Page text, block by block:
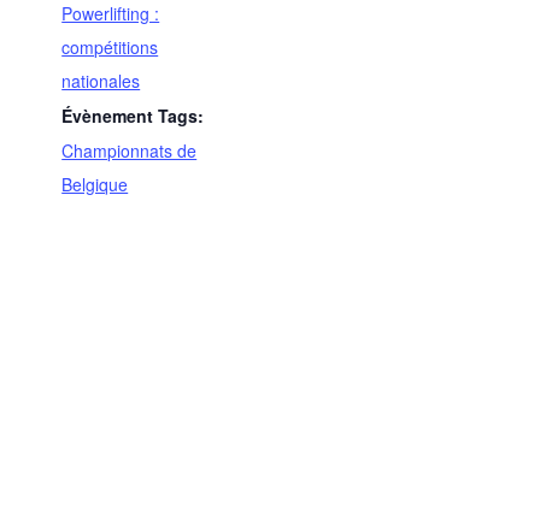
Powerlifting :
compétitions
nationales
Évènement Tags:
Championnats de
Belgique